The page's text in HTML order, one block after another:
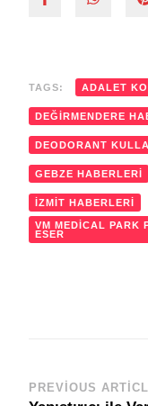
TAGS: ADALET
DEĞIRMENDERE
DEODORANT
GEBZE HABERLERI
IZMIT HABERLERI
VM MEDICAL PARK
ESER
Post
PREVIOUS